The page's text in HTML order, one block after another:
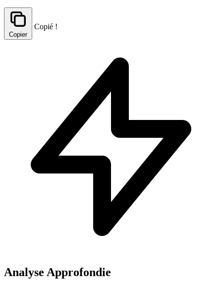
Copier
Copié !
Analyse Approfondie